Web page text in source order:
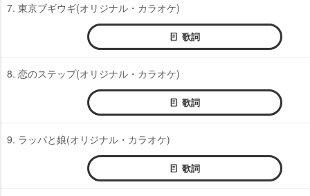
7. 東京ブギウギ(オリジナル・カラオケ)
歌詞
8. 恋のステップ(オリジナル・カラオケ)
歌詞
9. ラッパと娘(オリジナル・カラオケ)
歌詞